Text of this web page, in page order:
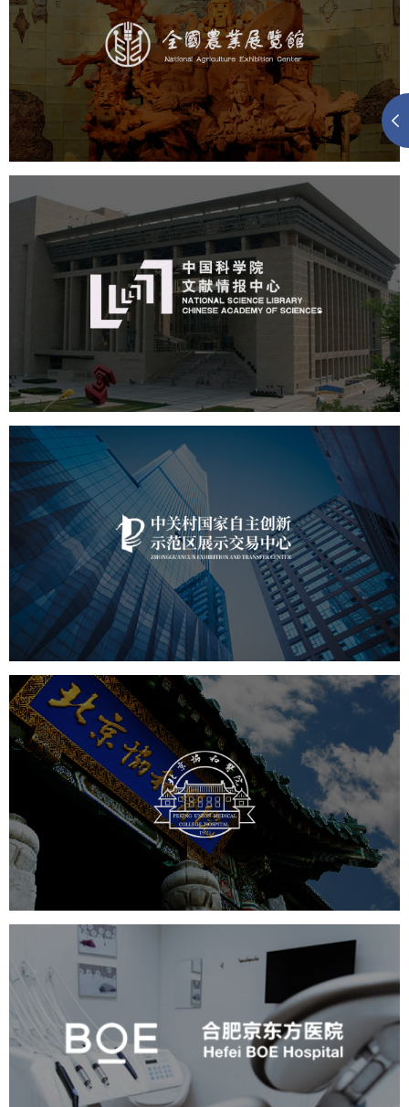
文化艺术 展馆网站建设
博物馆展厅设计
数字博物馆建设
展厅空间设计
企业展厅设计
公司展厅设计
北京展厅设计 产品展厅设计
中国科学院文献情报中心
网站建设
数字博物馆建设
展厅空间设计
产品展厅设计
中关村国家自主展示中心
文化艺术 展馆网站建设
博物馆展厅设计
数字博物馆建设
展厅空间设计
北京展厅设计
产品展厅设计
企业展厅设计 公司展厅设计
协和医院
医药医疗 医院网站建设
博物馆展厅设计
数字博物馆建设
展厅空间设计
北京展厅设计
企业展厅设计 公司展厅设计
合肥京东方医院
医药医疗 医院网站建设
展厅空间设计
企业展厅设计
公司展厅设计
北京展厅设计